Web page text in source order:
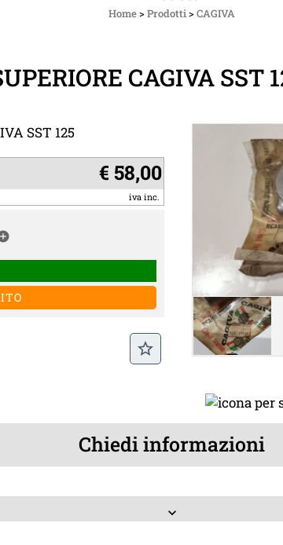
Home>Prodotti>CAGIVA
CAGIVA SST
SST 125
€ 58,00
iva inc.
star_border
Chiedi informazioni
keyboard_arrow_down